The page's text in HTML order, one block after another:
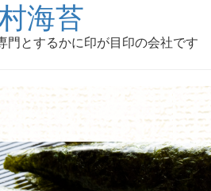
海苔
門とするかに印が目印の会社です